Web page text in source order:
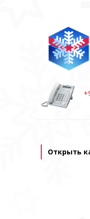
Открыть